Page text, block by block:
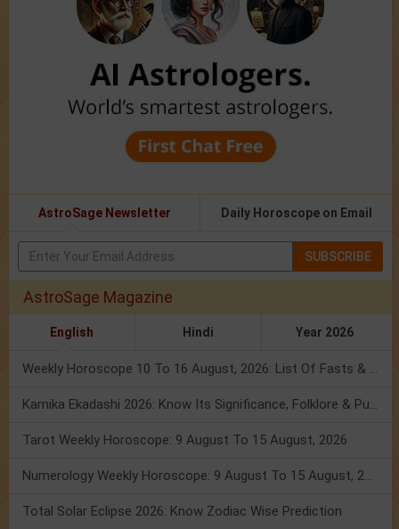
AstroSage Newsletter Daily Horoscope on Email
SUBSCRIBE
AstroSage Magazine
English Hindi Year 2026
Weekly Horoscope 10 To 16 August, 2026: List Of Fasts & Festivals
Kamika Ekadashi 2026: Know Its Significance, Folklore & Puja Rituals
Tarot Weekly Horoscope: 9 August To 15 August, 2026
Numerology Weekly Horoscope: 9 August To 15 August, 2026
Total Solar Eclipse 2026: Know Zodiac Wise Prediction